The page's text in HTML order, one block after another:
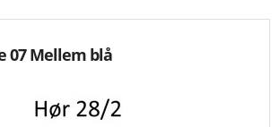
07 Mellem blå